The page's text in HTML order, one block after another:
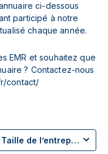
ci-dessous
participé à notre
chaque année.
EMR et souhaitez que
? Contactez-nous
contact/
Taille de l’entreprise